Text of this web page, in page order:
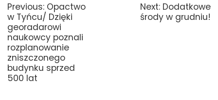
Previous: Previous
post:
Opactwo
w Tyńcu/ Dzięki
georadarowi
naukowcy poznali
rozplanowanie
zniszczonego
budynku sprzed
500 lat
Next: Next
post:
Dodatkowe
środy w grudniu!